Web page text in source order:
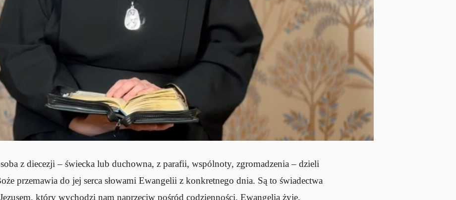
z diecezji – świecka lub duchowna, z parafii, wspólnoty, zgromadzenia – dzieli
przemawia do jej serca słowami Ewangelii z konkretnego dnia. Są to świadectwa
który wychodzi nam naprzeciw pośród codzienności. Ewangelia żyje,